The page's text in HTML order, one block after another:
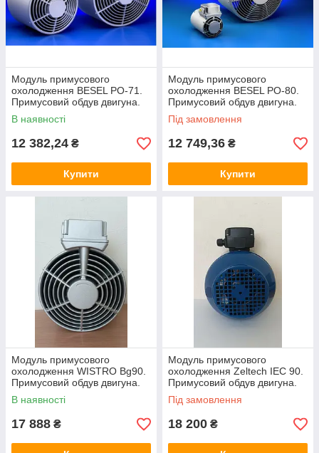
Модуль примусового
охолодження BESEL PO-71.
Примусовий обдув двигуна.
В наявності
12 382,24 ₴
Купити
Модуль примусового
охолодження BESEL PO-80.
Примусовий обдув двигуна.
Під замовлення
12 749,36 ₴
Купити
Модуль примусового
охолодження WISTRO Bg90.
Примусовий обдув двигуна.
В наявності
17 888 ₴
Модуль примусового
охолодження Zeltech IEC 90.
Примусовий обдув двигуна.
Під замовлення
18 200 ₴